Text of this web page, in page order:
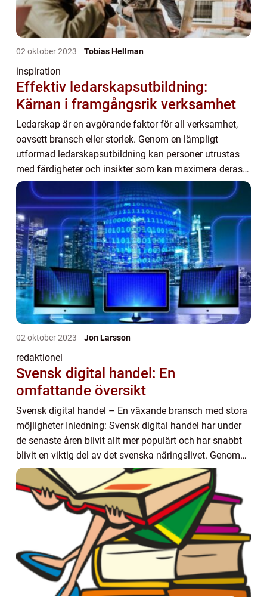
02 oktober 2023 Tobias Hellman
inspiration
Effektiv ledarskapsutbildning:
Kärnan i framgångsrik verksamhet
Ledarskap är en avgörande faktor för all verksamhet,
oavsett bransch eller storlek. Genom en lämpligt
utformad ledarskapsutbildning kan personer utrustas
med färdigheter och insikter som kan maximera deras
ledarskapspotential. Denna artikel kommer at...
02 oktober 2023 Jon Larsson
redaktionel
Svensk digital handel: En
omfattande översikt
Svensk digital handel – En växande bransch med stora
möjligheter Inledning: Svensk digital handel har under
de senaste åren blivit allt mer populärt och har snabbt
blivit en viktig del av det svenska näringslivet. Genom
att använda teknologi oc...